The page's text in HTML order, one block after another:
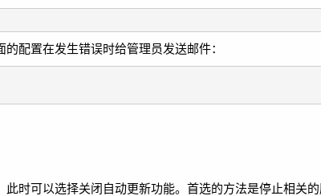
配置在发生错误时给管理员发送邮件：
时可以选择关闭自动更新功能。首选的方法是停止相关